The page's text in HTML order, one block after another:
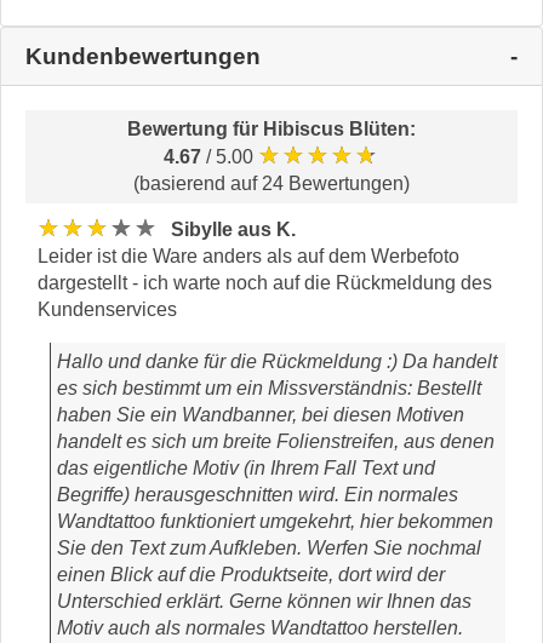
Kundenbewertungen
Bewertung für Hibiscus Blüten:
4.67 / 5.00 ★★★★★
(basierend auf 24 Bewertungen)
★★★★★
Sibylle aus K.
Leider ist die Ware anders als auf dem Werbefoto
dargestellt - ich warte noch auf die Rückmeldung des
Kundenservices
Hallo und danke für die Rückmeldung :) Da handelt
es sich bestimmt um ein Missverständnis: Bestellt
haben Sie ein Wandbanner, bei diesen Motiven
handelt es sich um breite Folienstreifen, aus denen
das eigentliche Motiv (in Ihrem Fall Text und
Begriffe) herausgeschnitten wird. Ein normales
Wandtattoo funktioniert umgekehrt, hier bekommen
Sie den Text zum Aufkleben. Werfen Sie nochmal
einen Blick auf die Produktseite, dort wird der
Unterschied erklärt. Gerne können wir Ihnen das
Motiv auch als normales Wandtattoo herstellen.